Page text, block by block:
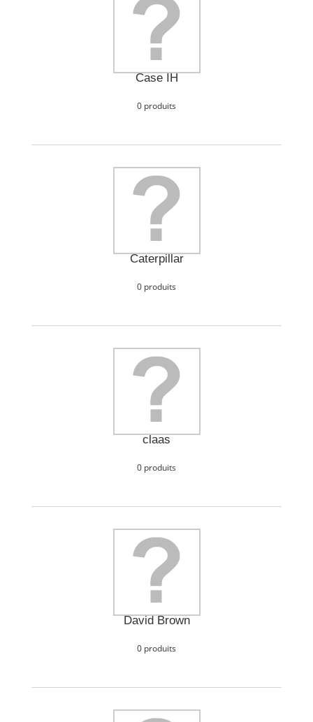
Case IH
0 produits
Caterpillar
0 produits
claas
0 produits
David Brown
0 produits